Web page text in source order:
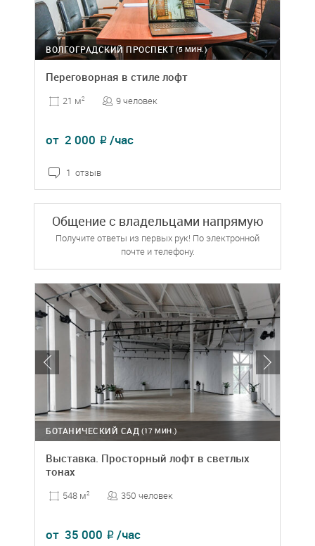
(5 МИН.)
ВОЛГОГРАДСКИЙ ПРОСПЕКТ
Переговорная в стиле лофт
21 м2 9 человек
от 2 000 ₽ /час
1 отзыв
Общение с владельцами напрямую
Получите ответы из первых рук! По электронной
почте и телефону.
(17 МИН.)
БОТАНИЧЕСКИЙ САД
Выставка. Просторный лофт в светлых
тонах
548 м2 350 человек
от 35 000 ₽ /час